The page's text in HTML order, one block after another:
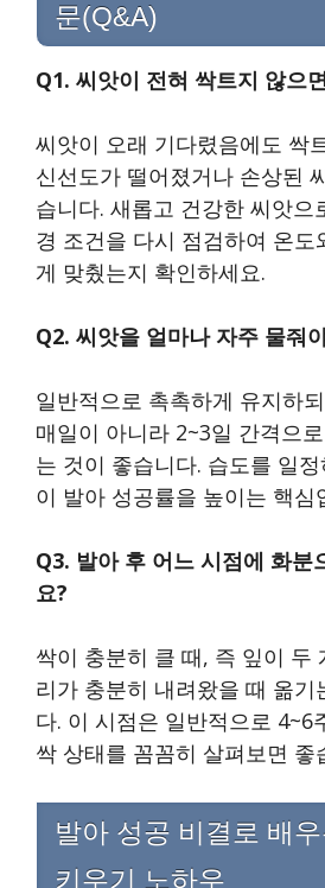
문(Q&A)
Q1. 씨앗이 전혀 싹트지 않으
씨앗이 오래 기다렸음에도 싹
신선도가 떨어졌거나 손상된
습니다. 새롭고 건강한 씨앗으
경 조건을 다시 점검하여 온도
게 맞췄는지 확인하세요.
Q2. 씨앗을 얼마나 자주 물줘
일반적으로 촉촉하게 유지하
매일이 아니라 2~3일 간격으
는 것이 좋습니다. 습도를 일
이 발아 성공률을 높이는 핵심
Q3. 발아 후 어느 시점에 화분
요?
싹이 충분히 클 때, 즉 잎이 두
리가 충분히 내려왔을 때 옮기
다. 이 시점은 일반적으로 4~6
싹 상태를 꼼꼼히 살펴보면 좋
발아 성공 비결로 배
키우기 노하우